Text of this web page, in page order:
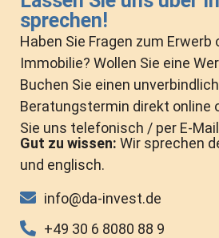
sprechen!
Haben Sie Fragen zum Erwerb
Immobilie? Wollen Sie eine
Buchen Sie einen
Beratungstermin direkt online
Sie uns telefonisch / per E-
Gut zu wissen: Wir sprechen
und englisch.
info@da-invest.de
+49 30 6 8080 88 9